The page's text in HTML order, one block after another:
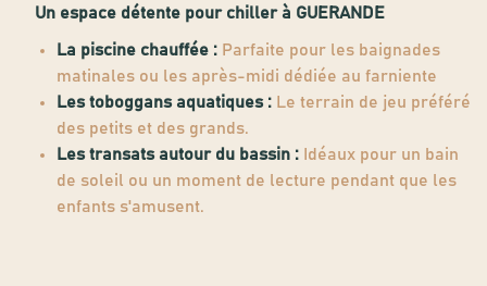
Un espace détente pour chiller à GUERANDE
La piscine chauffée : Parfaite pour les baignades
matinales ou les après-midi dédiée au farniente
Les toboggans aquatiques : Le terrain de jeu préféré
des petits et des grands.
Les transats autour du bassin : Idéaux pour un bain
de soleil ou un moment de lecture pendant que les
enfants s'amusent.